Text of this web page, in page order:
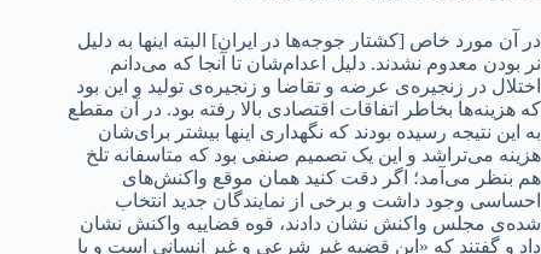
در آن مورد خاص [کشتار جوجه‌ها در ایران] البته اینها به دلیل
نر بودن معدوم نشدند. دلیل اعدام‌شان تا آنجا که می‌دانم
اختلال در زنجیره‌ی عرضه و تقاضا و زنجیره‌ی تولید و این بود
که هزینه‌ها بخاطر اتفاقات اقتصادی بالا رفته بود. در آن مقطع
به این نتیجه رسیده بودند که نگهداری اینها بیشتر برای‌شان
هزینه می‌تراشد و این یک تصمیم صنفی بود که متاسفانه تلخ
هم بنظر می‌آمد؛ اگر دقت کنید همان موقع واکنش‌های
احساسی وجود داشت و برخی از نمایندگان جدید انتخاب
شده‌ی مجلس واکنش‌ نشان دادند، قوه قضاییه واکنش نشان
داد و گفتند که «این قضیه غیر شرعی و غیر انسانی است و با